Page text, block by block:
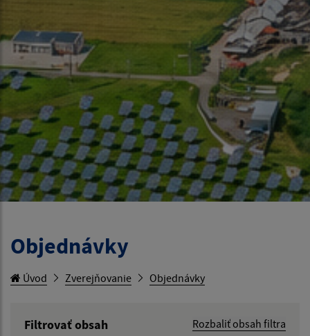
Objednávky
Úvod Zverejňovanie Objednávky
Filtrovať obsah
Rozbaliť obsah filtra